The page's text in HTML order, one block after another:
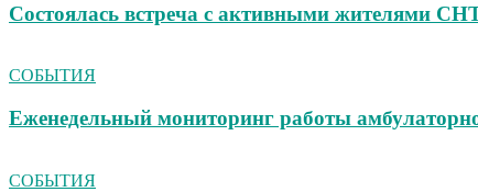
Состоялась встреча с активными жителями
СОБЫТИЯ
Еженедельный мониторинг работы
СОБЫТИЯ